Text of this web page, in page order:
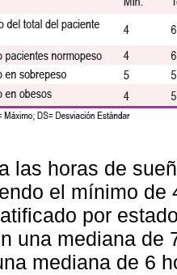
las horas de
el mínimo de
por
una mediana de
mediana de 6